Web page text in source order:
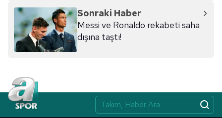
Sonraki Haber
Messi ve Ronaldo rekabeti saha
dışına taştı!